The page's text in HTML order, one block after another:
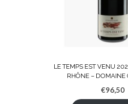
LE TEMPS EST VENU
RHÔNE – DOMAINE
€96,50